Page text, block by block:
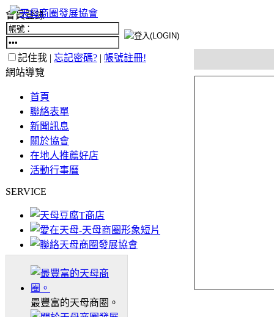
會員登錄
記住我 | 忘記密碼? | 帳號註冊!
網站導覽
首頁
聯絡表單
新聞訊息
關於協會
在地人推薦好店
活動行事曆
SERVICE
最豐富的天母商圈。